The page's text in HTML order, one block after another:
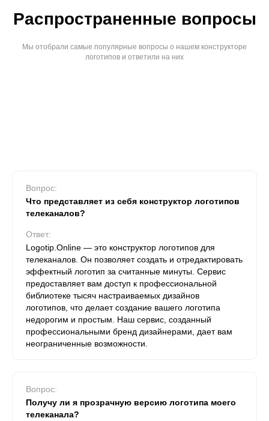
Распространенные вопросы
Мы отобрали самые популярные вопросы о нашем конструкторе
логотипов и ответили на них
Вопрос:
Что представляет из себя конструктор логотипов
телеканалов?
Ответ:
Logotip.Online — это конструктор логотипов для
телеканалов. Он позволяет создать и отредактировать
эффектный логотип за считанные минуты. Сервис
предоставляет вам доступ к профессиональной
библиотеке тысяч настраиваемых дизайнов
логотипов, что делает создание вашего логотипа
недорогим и простым. Наш сервис, созданный
профессиональными бренд дизайнерами, дает вам
неограниченные возможности.
Вопрос:
Получу ли я прозрачную версию логотипа моего
телеканала?